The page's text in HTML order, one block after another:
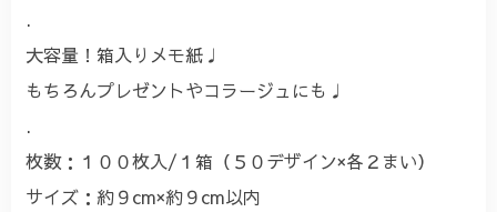
.
大容量！箱入りメモ紙♩
もちろんプレゼントやコラージュにも♩
.
枚数：１００枚入/１箱（５０デザイン×各２まい）
サイズ：約９cm×約９cm以内